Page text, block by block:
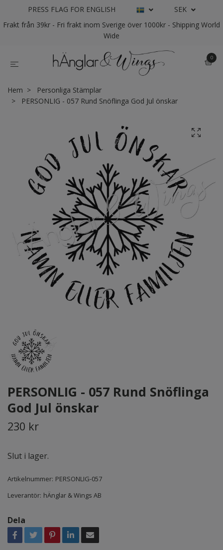
PRESS FLAG FOR ENGLISH
SEK
Frakt från 39kr - Fri frakt inom Sverige över 1000kr - Shipping World
Wide
0
Hem
Personliga Stämplar
PERSONLIG - 057 Rund Snöflinga God Jul önskar
PERSONLIG - 057 Rund Snöflinga
God Jul önskar
230 kr
Slut i lager.
Artikelnummer: PERSONLIG-057
Leverantör: hÄnglar & Wings AB
Dela